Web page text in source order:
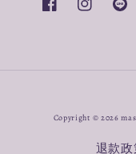
Copyright © 2026
退款政